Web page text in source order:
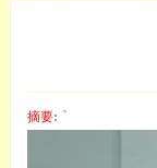
陈雷
摘要: `